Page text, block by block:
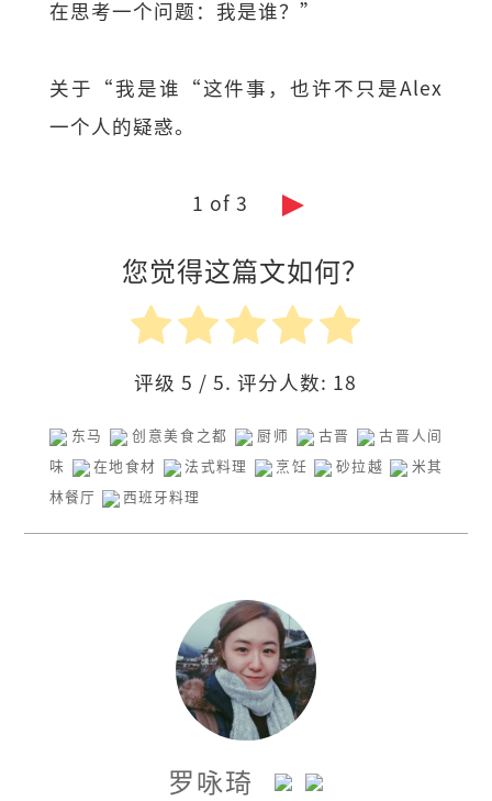
在思考一个问题：我是谁？”
关于“我是谁“这件事，也许不只是Alex
一个人的疑惑。
1 of 3
您觉得这篇文如何？
评级5 / 5. 评分人数: 18
东马 创意美食之都 厨师 古晋
古晋人间
味
在地食材 法式料理 烹饪 砂拉越
米其
林餐厅
西班牙料理
罗咏琦